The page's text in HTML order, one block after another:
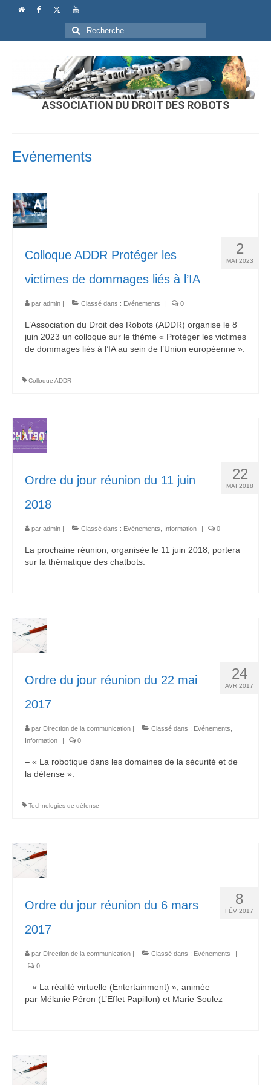
Rechercher
:
ASSOCIATION DU DROIT DES ROBOTS
Evénements
2
MAI 2023
Colloque ADDR Protéger les
victimes de dommages liés à l’IA
par admin | Classé dans : Evénements | 0
L’Association du Droit des Robots (ADDR) organise le 8
juin 2023 un colloque sur le thème « Protéger les victimes
de dommages liés à l’IA au sein de l’Union européenne ».
Colloque ADDR
22
MAI 2018
Ordre du jour réunion du 11 juin
2018
par admin | Classé dans : Evénements Information | 0
La prochaine réunion, organisée le 11 juin 2018, portera
sur la thématique des chatbots.
24
AVR 2017
Ordre du jour réunion du 22 mai
2017
par Direction de la communication Classé dans : Evénements
Information
0
– « La robotique dans les domaines de la sécurité et de
la défense ».
Technologies de défense
8
FÉV 2017
Ordre du jour réunion du 6 mars
2017
par Direction de la communication Classé dans : Evénements
0
– « La réalité virtuelle (Entertainment) », animée
par Mélanie Péron (L’Effet Papillon) et Marie Soulez